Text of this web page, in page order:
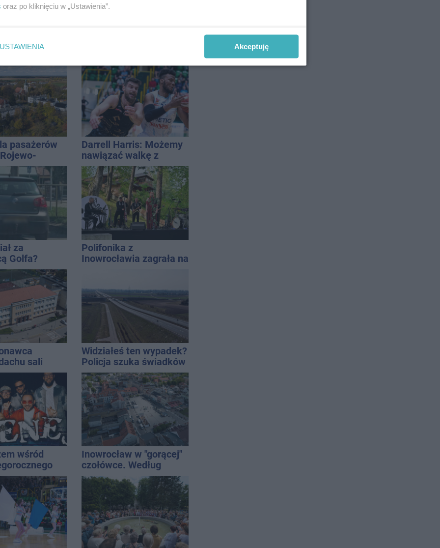
Nowy
z
przeciwko
blokowała przyczepa od
ciągnika
pasażerów
Darrell Harris: Możemy
nawiązać walkę z
każdym w tej lidze
za
Golfa?
po
Polifonika z
Inowrocławia zagrała na
Kasprowicza
sali
Widziałeś ten wypadek?
Policja szuka świadków
wśród
Inowrocław w "gorącej"
czołówce. Według
analizy Onetu nasze
miasto jest jednym z
najbardziej narażonych
na upały
oraz po kliknięciu w „Ustawienia”.
USTAWIENIA Akceptuję